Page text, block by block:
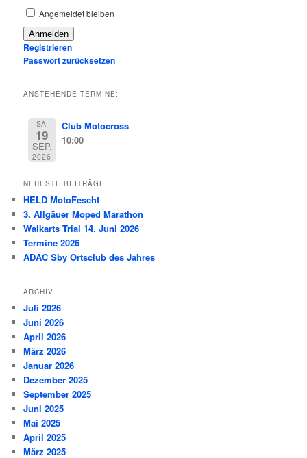
Angemeldet bleiben
Anmelden
Registrieren
Passwort zurücksetzen
ANSTEHENDE TERMINE:
SA.
19
SEP.
2026
Club Motocross
10:00
NEUESTE BEITRÄGE
HELD MotoFescht
3. Allgäuer Moped Marathon
Walkarts Trial 14. Juni 2026
Termine 2026
ADAC Sby Ortsclub des Jahres
ARCHIV
Juli 2026
Juni 2026
April 2026
März 2026
Januar 2026
Dezember 2025
September 2025
Juni 2025
Mai 2025
April 2025
März 2025